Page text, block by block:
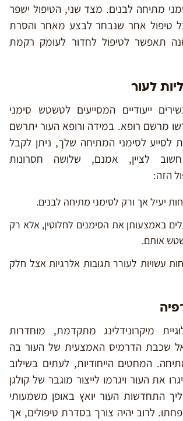
מתיחה לבנים. מצד שני, הטיפול ישפר
טיפול אחר שנבחר לבצע מאחר והסרת
תאפשר לטיפול לחדור לעומק רקמת
לעור
ייעודיים המסייעים לטשטש סימני
מרשם רופא. במידה ורופא העור יתרשם
לסייע לסימני המתיחה שלך, ניתן לקבל
לציין, אמנם, שלושה חסרונות
הזה:
יעיל אך ורק לסימני מתיחה לבנים.
באמצעותן את הסימנים לחלוטין, אלא רק
אותם.
עשויות לעורר תגובות אלרגיות אצל חלק
מיקרונידלינג מתקדמת, מוחדרות
שכבת הדרמיס האמצעית של העור בה
המחטים הייחודיות, לעתים בשילוב
את העור ויגרמו לייצור מוגבר של קולגן
התחדשות העור יואץ באופן משמעותי
לרוב יהיה צורך בסדרת טיפולים, אך